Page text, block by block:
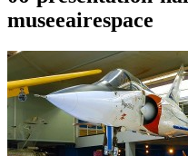
museeairespace